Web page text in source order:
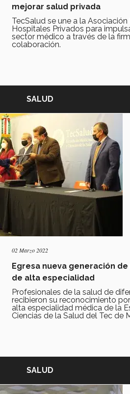
mejorar salud privada
TecSalud se une a la
Hospitales Privados para
sector médico a través de la
colaboración.
SALUD
02 Marzo 2022
Egresa nueva generación
de alta especialidad
Profesionales de la salud de
recibieron su reconocimiento
alta especialidad médica de la
Ciencias de la Salud del Tec de
SALUD